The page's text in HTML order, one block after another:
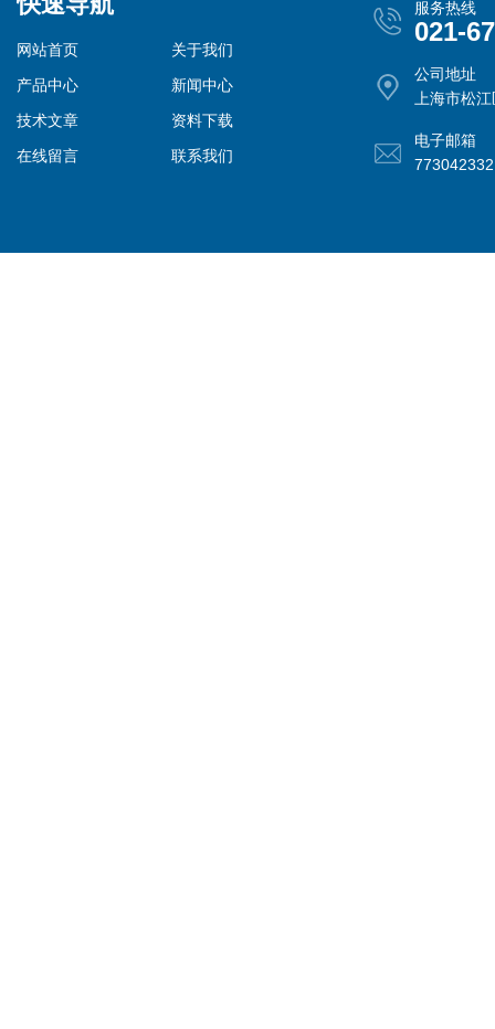
网站首页
关于我们
产品中心
新闻中心
技术文章
资料下载
在线留言
联系我们
服务热线
021-
公司地址
上海市松
电子邮箱